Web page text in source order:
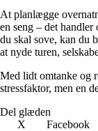
At planlægge
en seng – det
du skal sove, kan du
at nyde turen,
Med lidt omtanke og
stressfaktor, men en
Del glæden
X
Facebook